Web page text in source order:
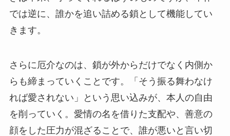
では逆に、誰かを追い詰める鎖として機能してい
きます。
さらに厄介なのは、鎖が外からだけでなく内側か
らも締まっていくことです。「そう振る舞わなけ
れば愛されない」という思い込みが、本人の自由
を削っていく。愛情の名を借りた支配や、善意の
顔をした圧力が混ざることで、誰が悪いと言い切